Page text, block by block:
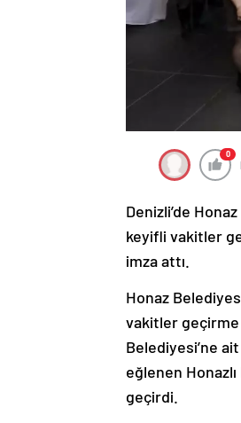
0
Denizli’de
keyifli vakitler
imza attı.
Honaz
vakitler geçirme
Belediyesi’ne
eğlenen
geçirdi.